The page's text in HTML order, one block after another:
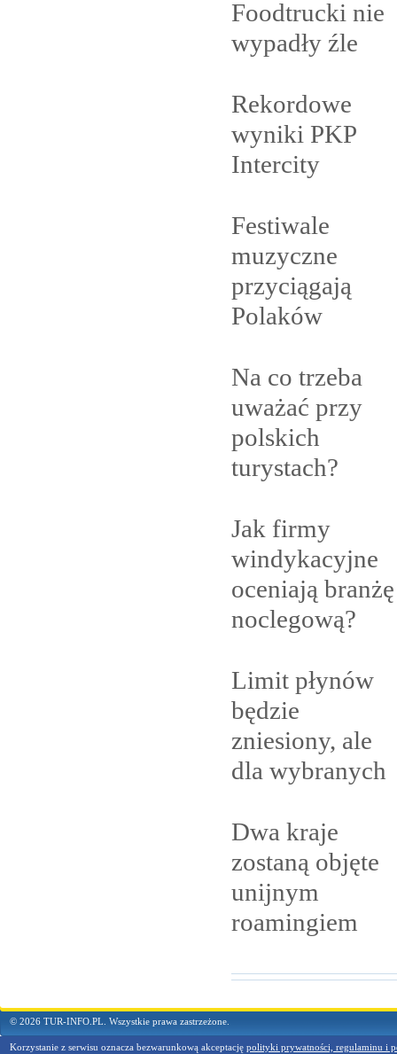
Foodtrucki nie
wypadły źle
Rekordowe
wyniki PKP
Intercity
Festiwale
muzyczne
przyciągają
Polaków
Na co trzeba
uważać przy
polskich
turystach?
Jak firmy
windykacyjne
oceniają branżę
noclegową?
Limit płynów
będzie
zniesiony, ale
dla wybranych
Dwa kraje
zostaną objęte
unijnym
roamingiem
© 2026 TUR-INFO.PL. Wszystkie prawa zastrzeżone.
Korzystanie z serwisu oznacza bezwarunkową akceptację polityki prywatności, regulaminu i